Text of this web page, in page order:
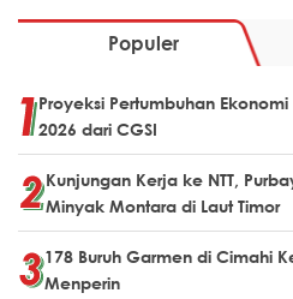
Populer
Proyeksi Pertumbuhan
2026 dari CGSI
Kunjungan Kerja ke NTT,
Minyak Montara di Laut Timor
178 Buruh Garmen di Cimahi
Menperin